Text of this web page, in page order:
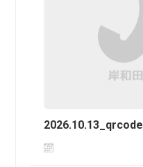
2026.10.13_qrcode